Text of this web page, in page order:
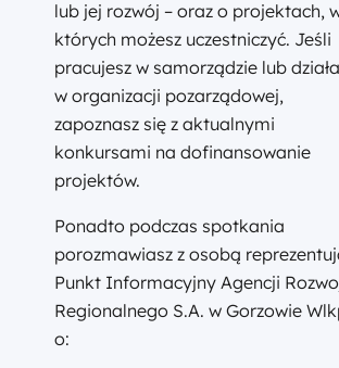
lub jej rozwój – oraz o projektach,
których możesz uczestniczyć. Jeśli
pracujesz w samorządzie lub
w organizacji pozarządowej,
zapoznasz się z aktualnymi
konkursami na dofinansowanie
projektów.
Ponadto podczas spotkania
porozmawiasz z osobą
Punkt Informacyjny Agencji
Regionalnego S.A. w Gorzowie
o: